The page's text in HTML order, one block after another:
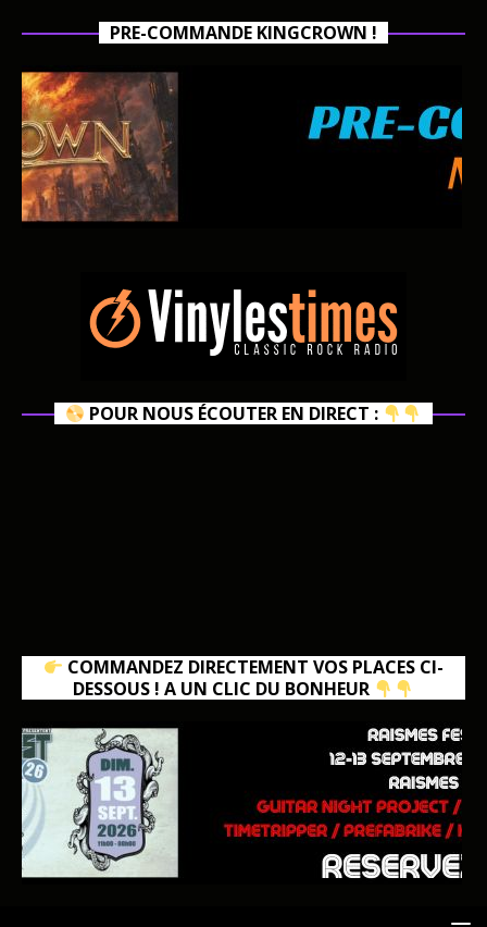
PRE-COMMANDE KINGCROWN !
POUR NOUS ÉCOUTER EN DIRECT :
COMMANDEZ DIRECTEMENT VOS PLACES CI-
DESSOUS ! A UN CLIC DU BONHEUR